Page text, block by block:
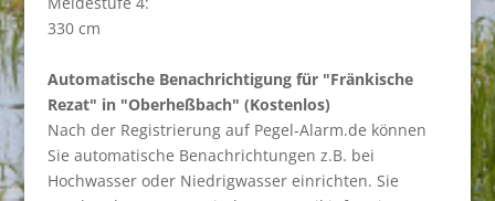
330 cm
Automatische Benachrichtigung für "Fränkische
Rezat" in "Oberheßbach" (Kostenlos)
Nach der Registrierung auf Pegel-Alarm.de können
Sie automatische Benachrichtungen z.B. bei
Hochwasser oder Niedrigwasser einrichten. Sie